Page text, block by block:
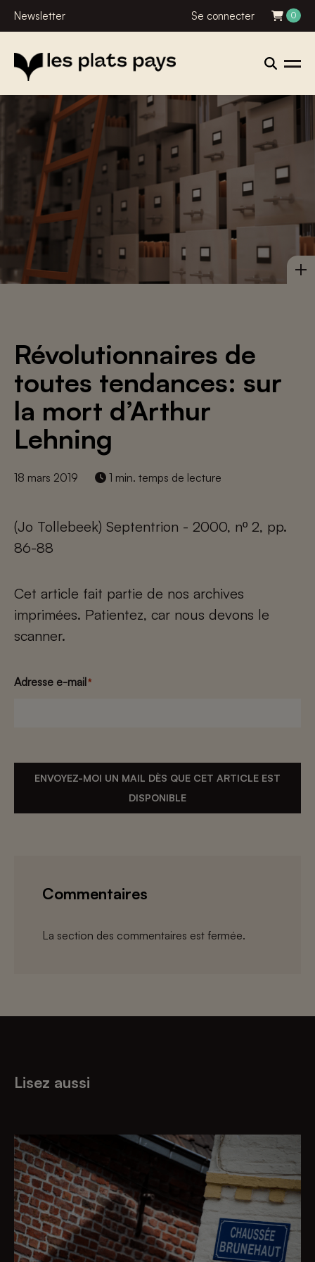
Newsletter Se connecter 0
Révolutionnaires de
toutes tendances: sur
la mort d’Arthur
Lehning
18 mars 2019 1 min. temps de lecture
(Jo Tollebeek) Septentrion - 2000, nº 2, pp.
86-88
Cet article fait partie de nos archives
imprimées. Patientez, car nous devons le
scanner.
Adresse e-mail*
ENVOYEZ-MOI UN MAIL DÈS QUE CET ARTICLE EST
DISPONIBLE
Commentaires
La section des commentaires est fermée.
Lisez aussi